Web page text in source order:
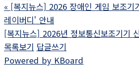
« [복지뉴스] 2026 장애인 게임 보조기
레이버디' 안내
[복지뉴스] 2026년 정보통신보조기기
목록보기 답글쓰기
Powered by KBoard